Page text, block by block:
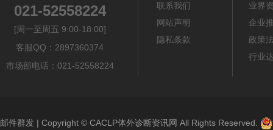
021-52558224
[周一至周五 9:00-18:00]
客服QQ：2897360374
市场部电话：021-52558224
联系我们
网站声明
隐私条款
业界
企业
政策
行业
邮件群发 | Copyright © CACLP体外诊断资讯网 All Rights Reserved.